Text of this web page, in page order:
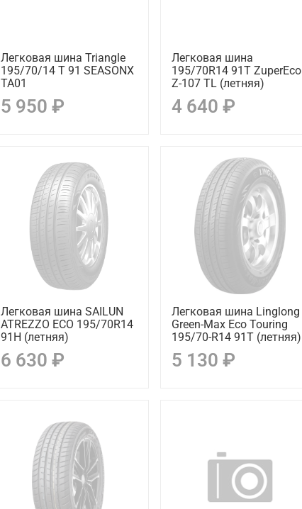
Легковая шина Triangle
195/70/14 T 91 SEASONX
TA01
5 950 ₽
Легковая шина
195/70R14 91T ZuperEco
Z-107 TL (летняя)
4 640 ₽
Легковая шина SAILUN
ATREZZO ECO 195/70R14
91H (летняя)
6 630 ₽
Легковая шина Linglong
Green-Max Eco Touring
195/70-R14 91T (летняя)
5 130 ₽